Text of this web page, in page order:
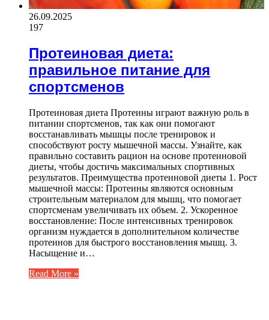
26.09.2025
197
Протеиновая диета:
правильное питание для
спортсменов
Протеиновая диета Протеины играют важную роль в
питании спортсменов, так как они помогают
восстанавливать мышцы после тренировок и
способствуют росту мышечной массы. Узнайте, как
правильно составить рацион на основе протеиновой
диеты, чтобы достичь максимальных спортивных
результатов. Преимущества протеиновой диеты 1. Рост
мышечной массы: Протеины являются основным
строительным материалом для мышц, что помогает
спортсменам увеличивать их объем. 2. Ускоренное
восстановление: После интенсивных тренировок
организм нуждается в дополнительном количестве
протеинов для быстрого восстановления мышц. 3.
Насыщение и…
Read More »